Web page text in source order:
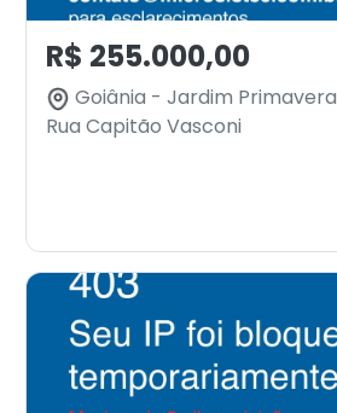
R$ 255.000,00
Goiânia - Jardim Primavera
Rua Capitão Vasconi